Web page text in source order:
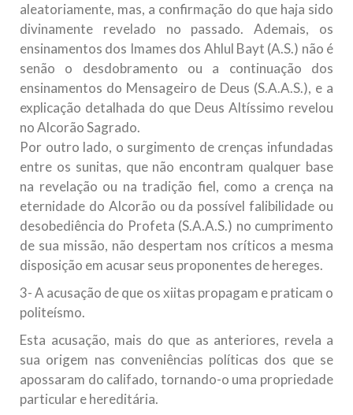
aleatoriamente, mas, a confirmação do que haja sido
divinamente revelado no passado. Ademais, os
ensinamentos dos Imames dos Ahlul Bayt (A.S.) não é
senão o desdobramento ou a continuação dos
ensinamentos do Mensageiro de Deus (S.A.A.S.), e a
explicação detalhada do que Deus Altíssimo revelou
no Alcorão Sagrado.
Por outro lado, o surgimento de crenças infundadas
entre os sunitas, que não encontram qualquer base
na revelação ou na tradição fiel, como a crença na
eternidade do Alcorão ou da possível falibilidade ou
desobediência do Profeta (S.A.A.S.) no cumprimento
de sua missão, não despertam nos críticos a mesma
disposição em acusar seus proponentes de hereges.
3- A acusação de que os xiitas propagam e praticam o
politeísmo.
Esta acusação, mais do que as anteriores, revela a
sua origem nas conveniências políticas dos que se
apossaram do califado, tornando-o uma propriedade
particular e hereditária.